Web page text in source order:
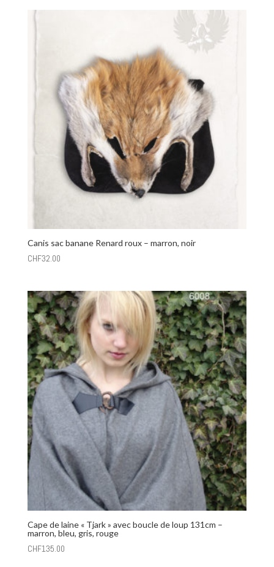
Canis sac banane Renard roux – marron, noir
CHF32.00
Cape de laine « Tjark » avec boucle de loup 131cm –
marron, bleu, gris, rouge
CHF135.00